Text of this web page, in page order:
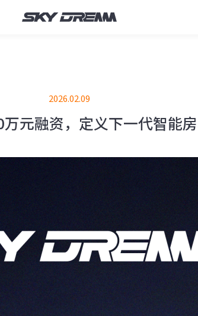
2026.02.09
元融资，定义下一代智能